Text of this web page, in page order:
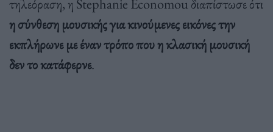
η σύνθεση μουσικής για κινούμενες εικόνες την
εκπλήρωνε με έναν τρόπο που η κλασική μουσική
δεν το κατάφερνε.